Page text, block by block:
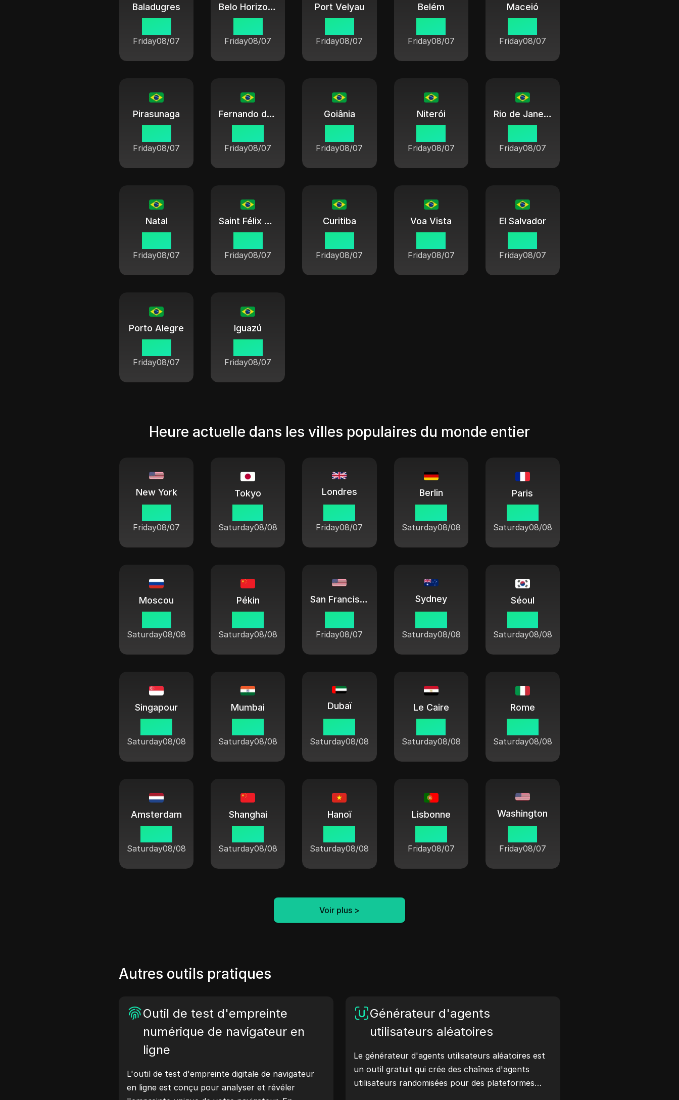
Baladugres
Friday08/07
Belo Horizonte
Friday08/07
Port Velyau
Friday08/07
Belém
Friday08/07
Maceió
Friday08/07
Pirasunaga
Friday08/07
Fernando de Noronha
Friday08/07
Goiânia
Friday08/07
Niterói
Friday08/07
Rio de Janeiro
Friday08/07
Natal
Friday08/07
Saint Félix sur Shengu
Friday08/07
Curitiba
Friday08/07
Voa Vista
Friday08/07
El Salvador
Friday08/07
Porto Alegre
Friday08/07
Iguazú
Friday08/07
Heure actuelle dans les villes populaires du monde entier
New York
Friday08/07
Tokyo
Saturday08/08
Londres
Friday08/07
Berlin
Saturday08/08
Paris
Saturday08/08
Moscou
Saturday08/08
Pékin
Saturday08/08
San Francisco
Friday08/07
Sydney
Saturday08/08
Séoul
Saturday08/08
Singapour
Saturday08/08
Mumbai
Saturday08/08
Dubaï
Saturday08/08
Le Caire
Saturday08/08
Rome
Saturday08/08
Amsterdam
Saturday08/08
Shanghai
Saturday08/08
Hanoï
Saturday08/08
Lisbonne
Friday08/07
Washington
Friday08/07
Voir plus >
Autres outils pratiques
Outil de test d'empreinte
numérique de navigateur en
ligne
L'outil de test d'empreinte digitale de navigateur
en ligne est conçu pour analyser et révéler
Générateur d'agents
utilisateurs aléatoires
Le générateur d'agents utilisateurs aléatoires est
un outil gratuit qui crée des chaînes d'agents
utilisateurs randomisées pour des plateformes